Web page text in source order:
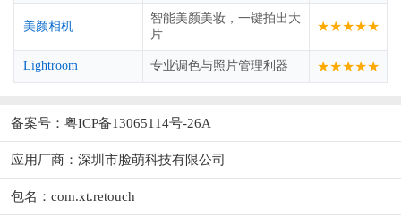
美颜相机
智能美颜美妆，一键拍出大
片
★★★★★
Lightroom 专业调色与照片管理利器 ★★★★★
备案号：粤ICP备13065114号-26A
应用厂商： 深圳市脸萌科技有限公司
包名：com.xt.retouch